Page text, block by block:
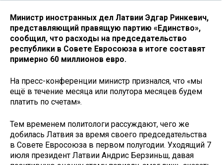
Министр иностранных дел Латвии Эдгар Ринкевич,
представляющий правящую партию «Единство»,
сообщил, что расходы на председательство
республики в Совете Евросоюза в итоге составят
примерно 60 миллионов евро.
На пресс-конференции министр признался, что «мы
ещё в течение месяца или полутора месяцев будем
платить по счетам».
Тем временем политологи рассуждают, чего же
добилась Латвия за время своего председательства
в Совете Евросоюза в первом полугодии. Уходящий 7
июля президент Латвии Андрис Берзиньш, давая